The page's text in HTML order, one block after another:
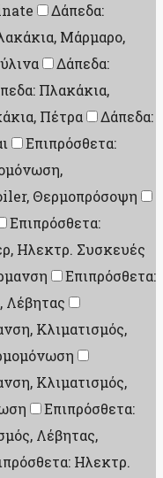
Δάπεδα:
Μάρμαρο,
Δάπεδα:
Πλακάκια,
Πέτρα
Δάπεδα:
Επιπρόσθετα:
Θερμοπρόσοψη
Επιπρόσθετα:
Ηλεκτρ. Συσκευές
Επιπρόσθετα:
Λέβητας
Κλιματισμός,
Κλιματισμός,
Επιπρόσθετα:
Λέβητας,
Ηλεκτρ.